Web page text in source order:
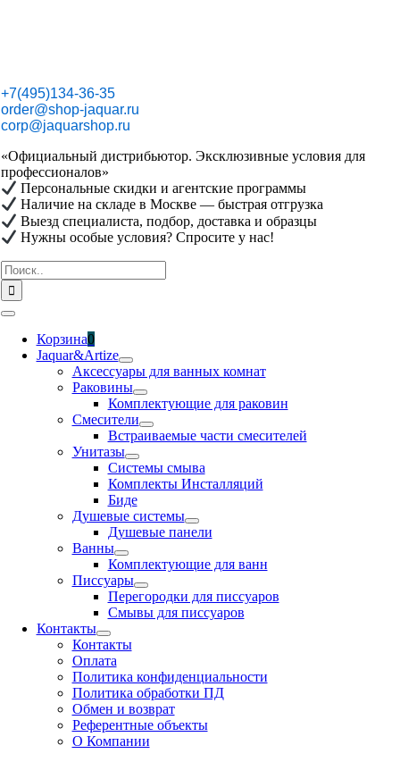
+7(495)134-36-35
order@shop-jaquar.ru
corp@jaquarshop.ru
«Официальный дистрибьютор. Эксклюзивные условия для
профессионалов»
Персональные скидки и агентские программы
Наличие на складе в Москве — быстрая отгрузка
Выезд специалиста, подбор, доставка и образцы
Нужны особые условия? Спросите у нас!
Результат
поиска:
Toggle
NavigationКорзина0
Jaquar&Artize
Аксессуары для ванных комнат
Раковины
Комплектующие для раковин
Смесители
Встраиваемые части смесителей
Унитазы
Системы смыва
Комплекты Инсталляций
Биде
Душевые системы
Душевые панели
Ванны
Комплектующие для ванн
Писсуары
Перегородки для писсуаров
Смывы для писсуаров
Контакты
Контакты
Оплата
Политика конфиденциальности
Политика обработки ПД
Обмен и возврат
Референтные объекты
О Компании